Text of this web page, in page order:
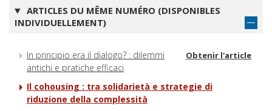
ARTICLES DU MÊME NUMÉRO (DISPONIBLES
INDIVIDUELLEMENT)
In principio era il dialogo? : dilemmi
antichi e pratiche efficaci
Obtenir l'article
Il cohousing : tra solidarietà e strategie di
riduzione della complessità